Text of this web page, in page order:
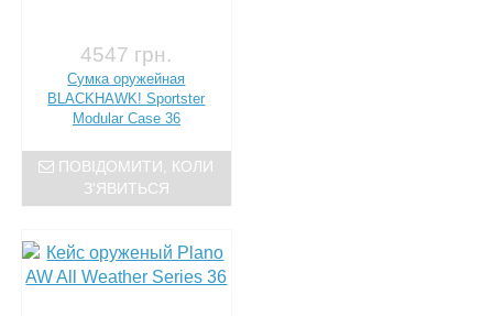
4547 грн.
Сумка оружейная
BLACKHAWK! Sportster
Modular Case 36
ПОВІДОМИТИ, КОЛИ
З'ЯВИТЬСЯ